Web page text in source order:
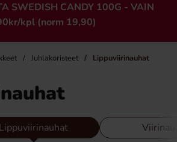
SWEDISH CANDY 100G - VAIN
kpl (norm 19,90)
Juhlakoristeet Lippuviirinauhat
Lippuviirinauhat